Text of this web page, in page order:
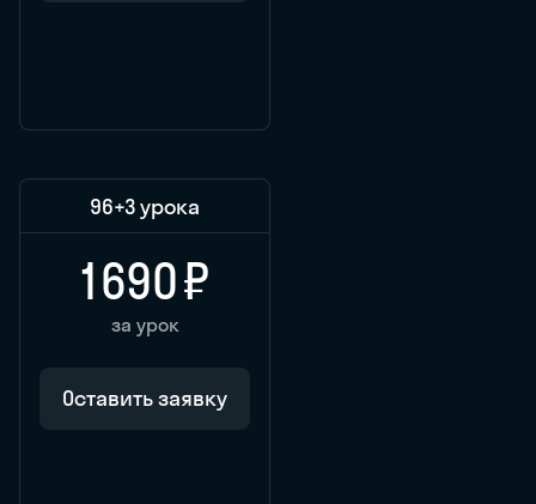
96+3 урока
1 690 ₽
за урок
Оставить заявку